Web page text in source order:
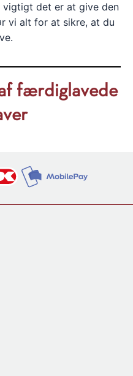
det er at give den
vi alt for at sikre, at du
færdiglavede